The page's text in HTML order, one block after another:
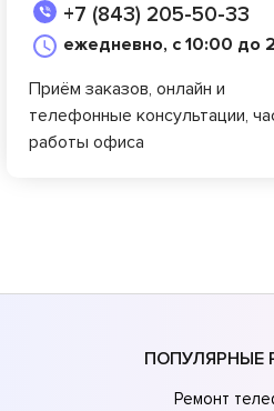
+7 (843) 205-50-33
ежедневно, с 10:00 до
Приём заказов, онлайн и
телефонные консультации,
работы офиса
ПОПУЛЯРНЫЕ
Ремонт